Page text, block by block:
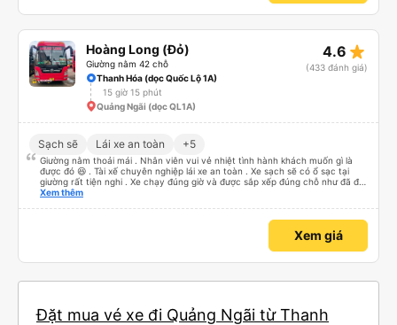
Hoàng Long (Đỏ)
Giường nằm 42 chỗ
4.6 star_rate
(433 đánh giá)
Thanh Hóa (dọc Quốc Lộ 1A)
15 giờ 15 phút
Quảng Ngãi (dọc QL1A)
Sạch sẽ Lái xe an toàn +5
Giường nằm thoải mái . Nhân viên vui vẻ nhiệt tình hành khách muốn gì là
được đó 😆 . Tài xế chuyên nghiệp lái xe an toàn . Xe sạch sẽ có ổ sạc tại
giường rất tiện nghi . Xe chạy đúng giờ và được sắp xếp đúng chỗ như đã đặt
. Điểm 10 cho hoàng long đỏ 👍
Xem thêm
Xem giá
Đặt mua vé xe đi Quảng Ngãi từ Thanh